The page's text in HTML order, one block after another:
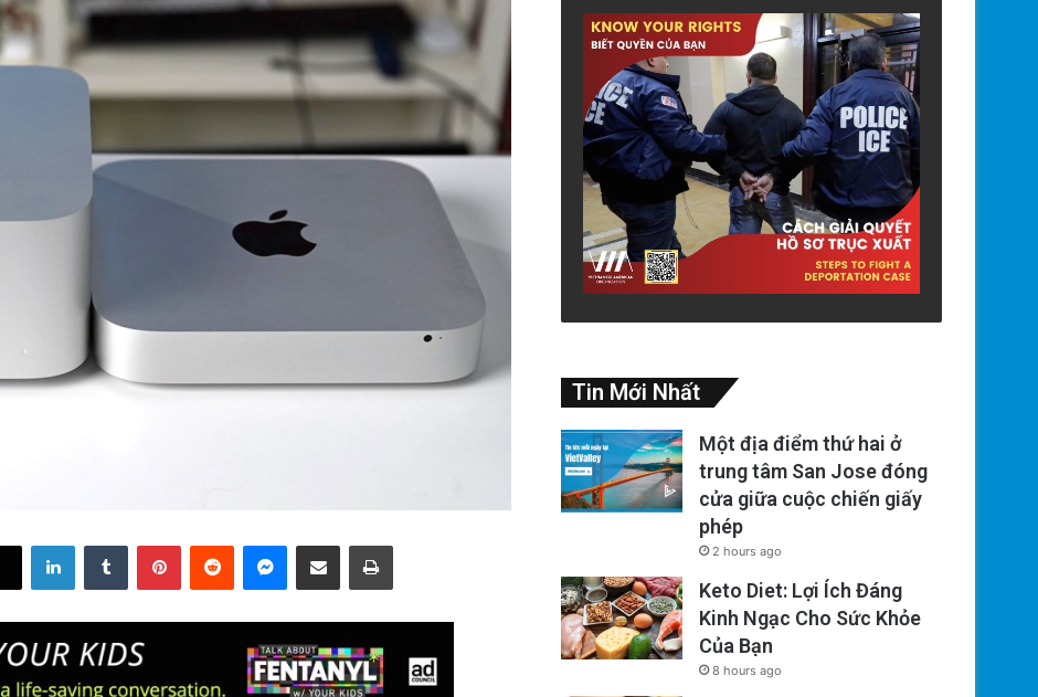
LinkedInTumblr PinterestReddit Messenger
Share via Email Print
Tin Mới Nhất
Một địa điểm thứ hai ở
trung tâm San Jose đóng
cửa giữa cuộc chiến giấy
phép
2 hours ago
Keto Diet: Lợi Ích Đáng
Kinh Ngạc Cho Sức Khỏe
Của Bạn
8 hours ago